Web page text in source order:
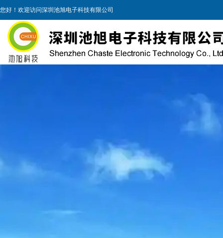
您好！欢迎访问深圳池旭电子科技有限公司